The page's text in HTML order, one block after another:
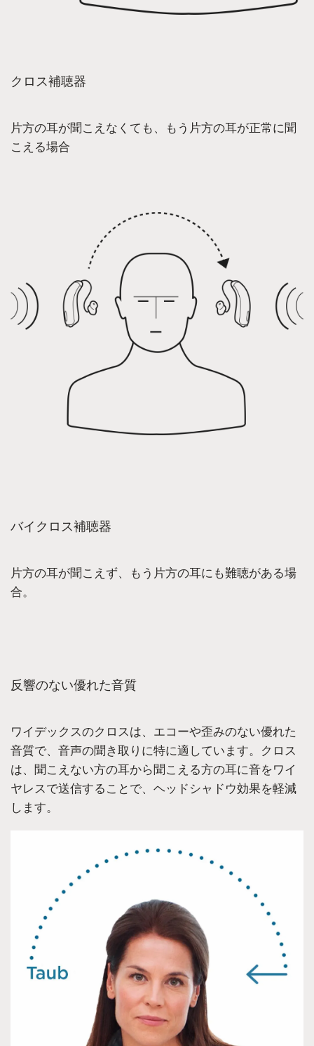
クロス補聴器
片方の耳が聞こえなくても、もう片方の耳が正常に聞
こえる場合
バイクロス補聴器
片方の耳が聞こえず、もう片方の耳にも難聴がある場
合。
反響のない優れた音質
ワイデックスのクロスは、エコーや歪みのない優れた
音質で、音声の聞き取りに特に適しています。クロス
は、聞こえない方の耳から聞こえる方の耳に音をワイ
ヤレスで送信することで、ヘッドシャドウ効果を軽減
します。